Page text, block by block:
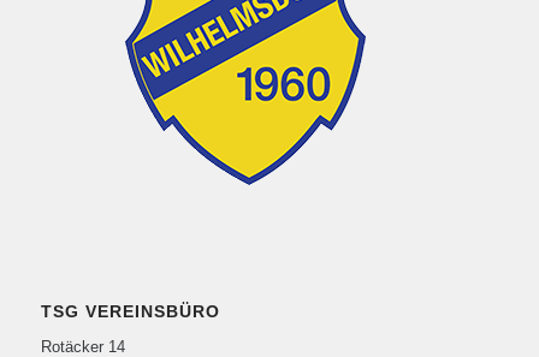
TSG VEREINSBÜRO
Rotäcker 14